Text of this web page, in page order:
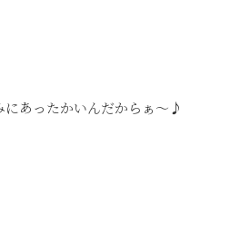
にあったかいんだからぁ～♪